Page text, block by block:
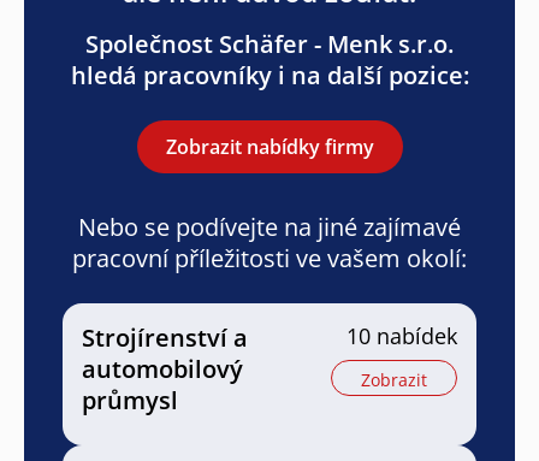
Společnost Schäfer - Menk s.r.o.
hledá pracovníky i na další pozice:
Zobrazit nabídky firmy
Nebo se podívejte na jiné zajímavé
pracovní příležitosti ve vašem okolí:
Strojírenství a
automobilový
průmysl
10 nabídek
Zobrazit